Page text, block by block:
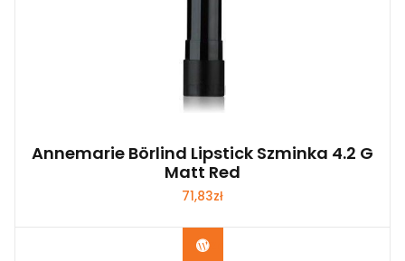
Annemarie Börlind Lipstick Szminka 4.2 G
Matt Red
71,83zł
Zobacz